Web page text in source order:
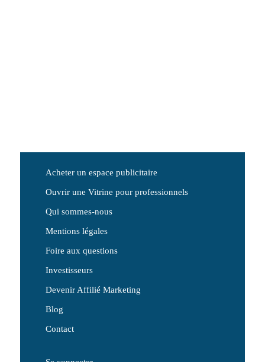
Acheter un espace publicitaire
Ouvrir une Vitrine pour professionnels
Qui sommes-nous
Mentions légales
Foire aux questions
Investisseurs
Devenir Affilié Marketing
Blog
Contact